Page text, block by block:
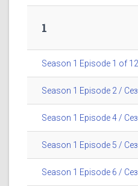
1
Season 1 Episode 1 of
Season 1 Episode 2 /
Season 1 Episode 4 /
Season 1 Episode 5 /
Season 1 Episode 6 /